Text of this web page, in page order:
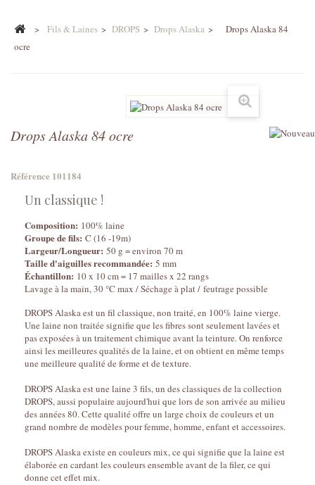
> Fils & Laines > DROPS > Drops Alaska >
Drops Alaska 84
ocre
Drops Alaska 84 ocre
Référence 101184
Un classique !
Composition: 100% laine
Groupe de fils: C (16 -19m)
Largeur/Longueur: 50 g = environ 70 m
Taille d'aiguilles recommandée: 5 mm
Échantillon: 10 x 10 cm = 17 mailles x 22 rangs
Lavage à la main, 30 °C max / Séchage à plat / feutrage possible
DROPS Alaska est un fil classique, non traité, en 100% laine vierge.
Une laine non traitée signifie que les fibres sont seulement lavées et
pas exposées à un traitement chimique avant la teinture. On renforce
ainsi les meilleures qualités de la laine, et on obtient en même temps
une meilleure qualité de forme et de texture.
DROPS Alaska est une laine 3 fils, un des classiques de la collection
DROPS, aussi populaire aujourd'hui que lors de son arrivée au milieu
des années 80. Cette qualité offre un large choix de couleurs et un
grand nombre de modèles pour femme, homme, enfant et accessoires.
DROPS Alaska existe en couleurs mix, ce qui signifie que la laine est
élaborée en cardant les couleurs ensemble avant de la filer, ce qui
donne cet effet mix.